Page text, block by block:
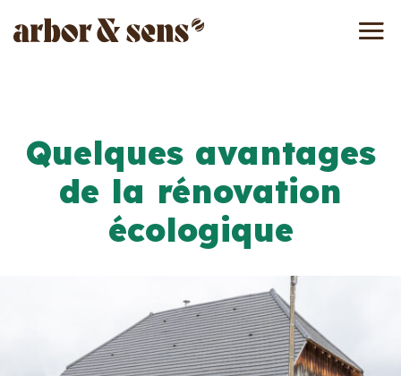
Quelques avantages
de la rénovation
écologique